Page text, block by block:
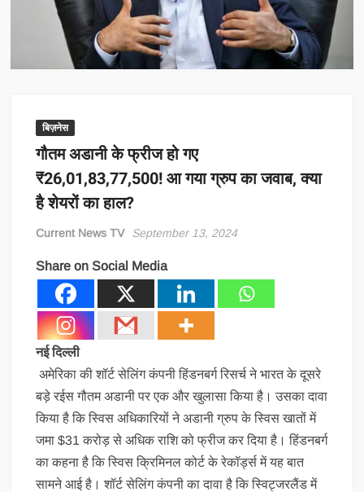
बिज़नेस
गौतम अडानी के फ्रीज हो गए
₹26,01,83,77,500! आ गया ग्रुप का जवाब, क्या
है शेयरों का हाल?
Current News TV September 13, 2024
Share on Social Media
नई दिल्ली
अमेरिका की शॉर्ट सेलिंग कंपनी हिंडनबर्ग रिसर्च ने भारत के दूसरे
बड़े रईस गौतम अडानी पर एक और खुलासा किया है। उसका दावा
किया है कि स्विस अधिकारियों ने अडानी ग्रुप के स्विस खातों में
जमा $31 करोड़ से अधिक राशि को फ्रीज कर दिया है। हिंडनबर्ग
का कहना है कि स्विस क्रिमिनल कोर्ट के रेकॉर्ड्स में यह बात
सामने आई है। शॉर्ट सेलिंग कंपनी का दावा है कि स्विट्जरलैंड में